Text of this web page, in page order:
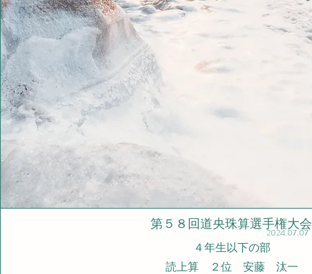
​第５８回道央珠算選手権大会
2024.07.07
４年生以下の部
​読上算 ２位 安藤 汰一